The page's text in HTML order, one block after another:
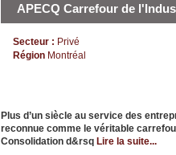
APECQ Carrefour de
Secteur : Privé
Région Montréal
Plus d’un siècle au service des
reconnue comme le véritable
Consolidation d&rsq Lire la suite...